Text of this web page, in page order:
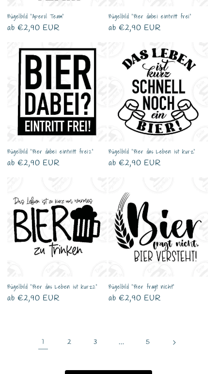
Bügelbild "Aperol Team"
Normaler
ab €2,90 EUR
Bügelbild "Bier dabei eintritt frei"
Normaler
ab €2,90 EUR
Bügelbild "Bier dabei eintritt frei2"
Normaler
ab €2,90 EUR
Bügelbild "Bier das Leben ist kurz"
Normaler
ab €2,90 EUR
Bügelbild "Bier das Leben ist kurz2"
Normaler
ab €2,90 EUR
Bügelbild "Bier fragt nicht"
Normaler
ab €2,90 EUR
1 2 3 … 5